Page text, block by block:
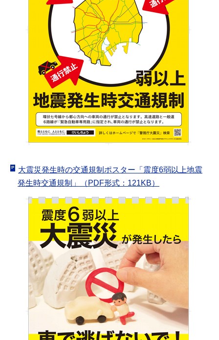
大震災発生時の交通規制ポスター「震度6弱以上地震
発生時交通規制」（PDF形式：121KB）